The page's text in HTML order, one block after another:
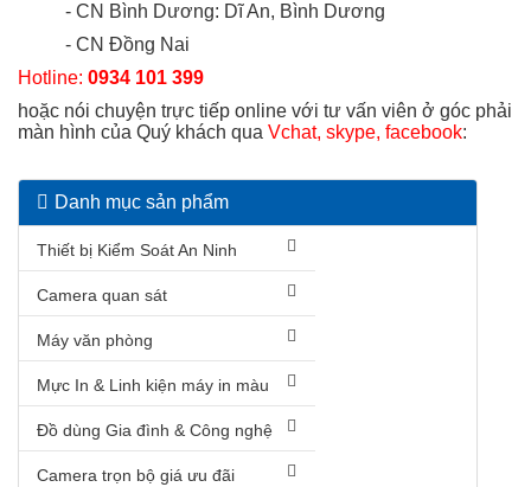
Danh mục sản phẩm
Thiết bị Kiểm Soát An Ninh
Camera quan sát
Máy văn phòng
Mực In & Linh kiện máy in màu
Đồ dùng Gia đình & Công nghệ
Camera trọn bộ giá ưu đãi
- CN Bình Dương: Dĩ An, Bình Dương
- CN Đồng Nai
Hotline: 0934 101 399
hoặc nói chuyện trực tiếp online với tư vấn viên ở góc phải
màn hình của Quý khách qua Vchat, skype, facebook: